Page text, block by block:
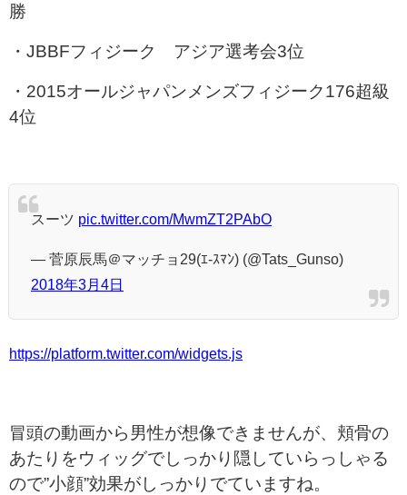
勝
・JBBFフィジーク アジア選考会3位
・2015オールジャパンメンズフィジーク176超級
4位
スーツ pic.twitter.com/MwmZT2PAbO
— 菅原辰馬＠マッチョ29(ｴ-ｽﾏﾝ) (@Tats_Gunso)
2018年3月4日
https://platform.twitter.com/widgets.js
冒頭の動画から男性が想像できませんが、頬骨の
あたりをウィッグでしっかり隠していらっしゃる
ので”小顔”効果がしっかりでていますね。